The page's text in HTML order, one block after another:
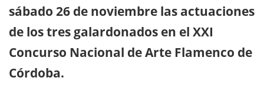
sábado 26 de noviembre las actuaciones
de los tres galardonados en el XXI
Concurso Nacional de Arte Flamenco de
Córdoba.